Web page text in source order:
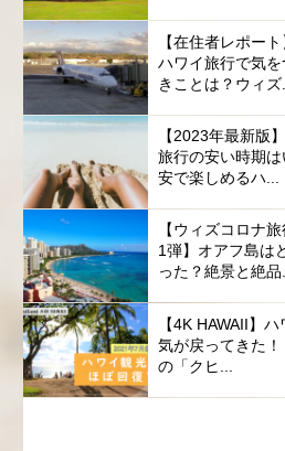
【在住者レポー
ハワイ旅行で気
きことは？ウィズ...
【2023年最新版
旅行の安い時期
安で楽しめるハ...
【ウィズコロナ
1弾】オアフ島は
った？絶景と絶品
【4K HAWAII】
気が戻ってきた！
の「クヒ...